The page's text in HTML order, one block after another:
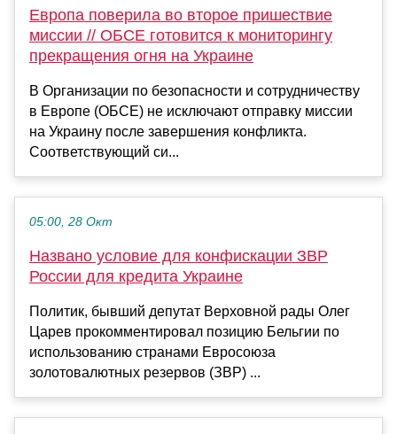
Европа поверила во второе пришествие
миссии // ОБСЕ готовится к мониторингу
прекращения огня на Украине
В Организации по безопасности и сотрудничеству
в Европе (ОБСЕ) не исключают отправку миссии
на Украину после завершения конфликта.
Соответствующий си...
05:00, 28 Окт
Названо условие для конфискации ЗВР
России для кредита Украине
Политик, бывший депутат Верховной рады Олег
Царев прокомментировал позицию Бельгии по
использованию странами Евросоюза
золотовалютных резервов (ЗВР) ...